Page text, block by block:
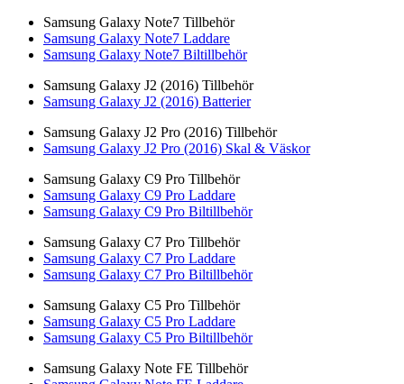
Samsung Galaxy Note7 Tillbehör
Samsung Galaxy Note7 Laddare
Samsung Galaxy Note7 Biltillbehör
Samsung Galaxy J2 (2016) Tillbehör
Samsung Galaxy J2 (2016) Batterier
Samsung Galaxy J2 Pro (2016) Tillbehör
Samsung Galaxy J2 Pro (2016) Skal & Väskor
Samsung Galaxy C9 Pro Tillbehör
Samsung Galaxy C9 Pro Laddare
Samsung Galaxy C9 Pro Biltillbehör
Samsung Galaxy C7 Pro Tillbehör
Samsung Galaxy C7 Pro Laddare
Samsung Galaxy C7 Pro Biltillbehör
Samsung Galaxy C5 Pro Tillbehör
Samsung Galaxy C5 Pro Laddare
Samsung Galaxy C5 Pro Biltillbehör
Samsung Galaxy Note FE Tillbehör